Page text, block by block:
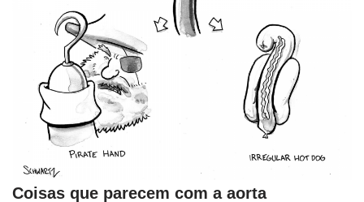
Coisas que parecem com a aorta